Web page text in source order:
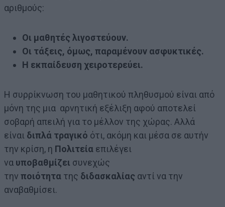
αριθμούς:
Οι μαθητές λιγοστεύουν.
Οι τάξεις, όμως, παραμένουν ασφυκτικές.
Η εκπαίδευση χειροτερεύει.
Η συρρίκνωση του μαθητικού πληθυσμού είναι από
μόνη της μια αρνητική εξέλιξη αφού αποτελεί
σοβαρή απειλή για το μέλλον της χώρας. Αλλά
είναι διπλά τραγικό ότι, ακόμη και μέσα σε αυτήν
την κρίση, η Πολιτεία επιλέγει
να υποβαθμίζει συνεχώς
την ποιότητα της διδασκαλίας αντί να την
αναβαθμίσει.